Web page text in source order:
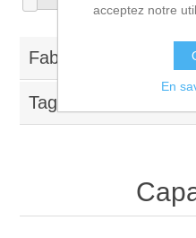
Fabricants
Tags fréquents
acceptez notre
En